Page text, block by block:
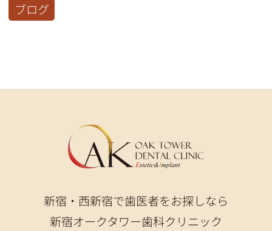
ブログ
新宿・西新宿で歯医者をお探しなら
新宿オークタワー歯科クリニック